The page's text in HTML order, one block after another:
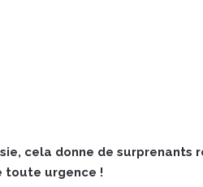
cela donne de surprenants
toute urgence !